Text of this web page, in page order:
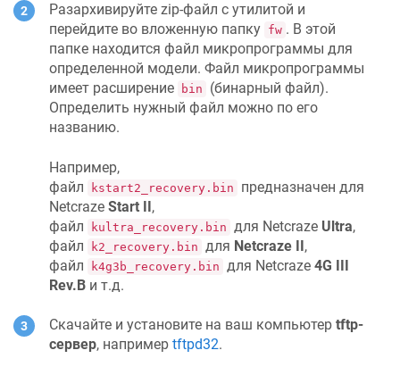
Разархивируйте zip-файл с утилитой и
перейдите во вложенную папку fw . В этой
папке находится файл микропрограммы для
определенной модели. Файл микропрограммы
имеет расширение
bin
(бинарный файл).
Определить нужный файл можно по его
названию.
Например,
файл
kstart2_recovery.bin
предназначен для
Netcraze Start II,
файл
kultra_recovery.bin для Netcraze Ultra,
файл
k2_recovery.bin для Netcraze II,
файл
k4g3b_recovery.bin для Netcraze 4G III
Rev.B и т.д.
Скачайте и установите на ваш компьютер tftp-
сервер, например tftpd32.